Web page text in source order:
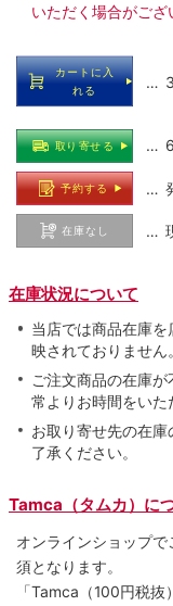
いただく場合がござ
カートに入
れる
… 3
取り寄せる … 6
予約する …
在庫なし …
在庫状況について
当店では商品在庫
映されておりません。
ご注文商品の在庫
常よりお時間をいた
お取り寄せ先の在
了承ください。
Tamca（タムカ）に
オンラインショップ
須となります。
「Tamca （100円税抜）